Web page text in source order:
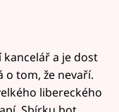
kancelář a je dost
o tom, že nevaří.
libereckého